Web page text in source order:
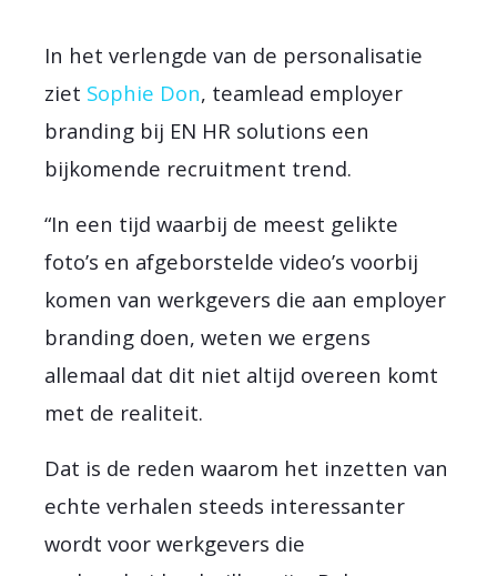
In het verlengde van de personalisatie
ziet Sophie Don, teamlead employer
branding bij EN HR solutions een
bijkomende recruitment trend.
“In een tijd waarbij de meest gelikte
foto’s en afgeborstelde video’s voorbij
komen van werkgevers die aan employer
branding doen, weten we ergens
allemaal dat dit niet altijd overeen komt
met de realiteit.
Dat is de reden waarom het inzetten van
echte verhalen steeds interessanter
wordt voor werkgevers die